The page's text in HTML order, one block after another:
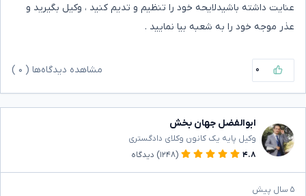
عنایت داشته باشیدلایحه‌ خود را تنظیم و تدیم کنید ، وکیل بگیرید و
عذر موجه خود را به شعبه بیا نمایید .
۰ مشاهده دیدگاه‌ها ( ۰
ابوالفضل جهان بخش
وکیل پایه یک کانون وکلای دادگستری
۴.۸
(۱۲۴۸) دیدگاه
۵ سال پیش